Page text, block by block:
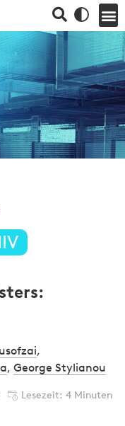
,
, George Stylianou
Lesezeit: 4 Minuten